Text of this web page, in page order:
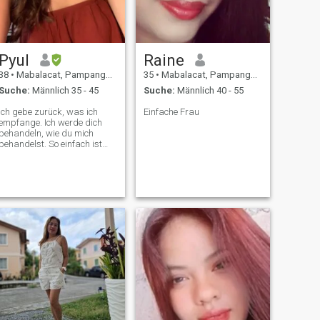
Pyul
• Mabalacat, Pampanga, Philippinen
Suche: Männlich 35 - 45
Ich gebe zurück, was ich
Ich werde dich
behandeln, wie du mich
behandelst. So einfach ist
Raine
35 • Mabalacat, Pampanga, Philippinen
Suche: Männlich 40 - 55
Einfache Frau